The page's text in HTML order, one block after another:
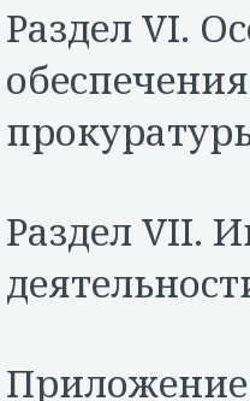
Раздел VI.
Раздел VII.
Приложение